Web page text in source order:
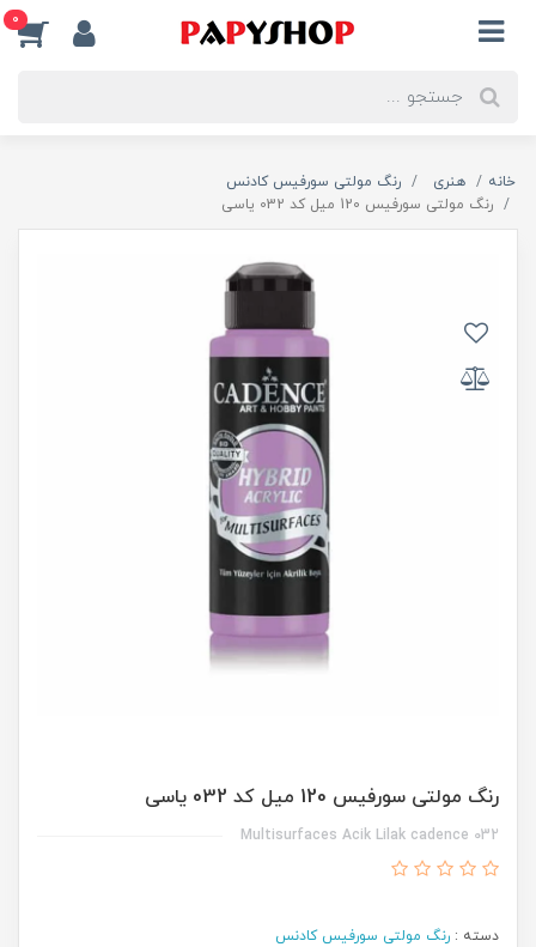
0
خانه هنری
رنگ مولتی سورفیس کادنس
رنگ مولتی سورفیس 120 میل کد 032 یاسی
رنگ مولتی سورفیس 120 میل کد 032 یاسی
Multisurfaces Acik Lilak cadence 032
دسته : رنگ مولتی سورفیس کادنس